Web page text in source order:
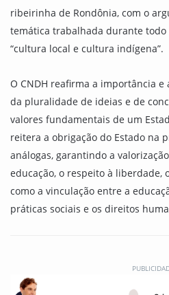
ribeirinha de Rondônia, com o
temática trabalhada durante todo
“cultura local e cultura indígena”.
O CNDH reafirma a importância
da pluralidade de ideias e de
valores fundamentais de um
reitera a obrigação do Estado na
análogas, garantindo a
educação, o respeito à liberdade,
como a vinculação entre a
práticas sociais e os direitos